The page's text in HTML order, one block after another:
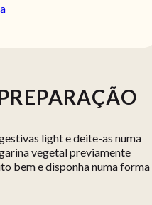
light e deite-as numa
vegetal previamente
bem e disponha numa forma